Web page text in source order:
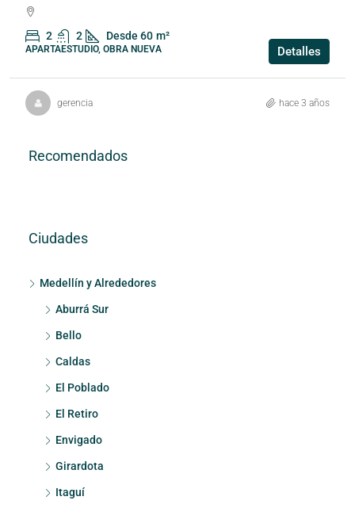
2 2 Desde 60 m²
APARTAESTUDIO, OBRA NUEVA Detalles
gerencia hace 3 años
Recomendados
Ciudades
Medellín y Alrededores
Aburrá Sur
Bello
Caldas
El Poblado
El Retiro
Envigado
Girardota
Itaguí